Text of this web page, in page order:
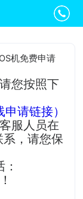
机免费申请
您按照下
申请链接）
服人员在
系，请您保